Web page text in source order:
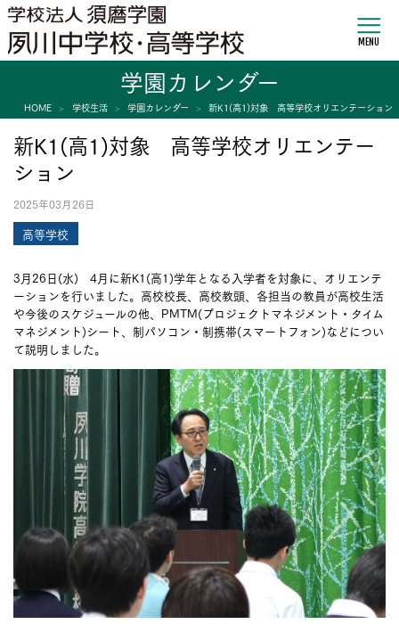
MENU
学園カレンダー
HOME 学校生活 学園カレンダー 新K1(高1)対象 高等学校オリエンテーション
新K1(高1)対象 高等学校オリエンテー
ション
2025年03月26日
高等学校
3月26日(水) 4月に新K1(高1)学年となる入学者を対象に、オリエンテ
ーションを行いました。高校校長、高校教頭、各担当の教員が高校生活
や今後のスケジュールの他、PMTM(プロジェクトマネジメント・タイム
マネジメント)シート、制パソコン・制携帯(スマートフォン)などについ
て説明しました。